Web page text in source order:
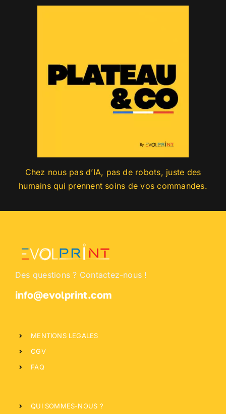
Chez nous pas d’IA, pas de robots, juste des
humains qui prennent soins de vos commandes.
Des questions ? Contactez-nous !
info@evolprint.com
MENTIONS LEGALES
CGV
FAQ
QUI SOMMES-NOUS ?